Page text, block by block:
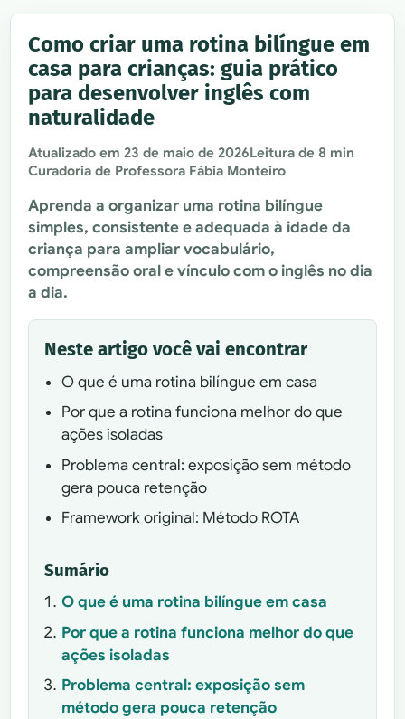
Como criar uma rotina bilíngue em
casa para crianças: guia prático
para desenvolver inglês com
naturalidade
Atualizado em23 de maio de 2026Leitura de 8 min
Curadoria de Professora Fábia Monteiro
Aprenda a organizar uma rotina bilíngue
simples, consistente e adequada à idade da
criança para ampliar vocabulário,
compreensão oral e vínculo com o inglês no dia
a dia.
Neste artigo você vai encontrar
O que é uma rotina bilíngue em casa
Por que a rotina funciona melhor do que
ações isoladas
Problema central: exposição sem método
gera pouca retenção
Framework original: Método ROTA
Sumário
O que é uma rotina bilíngue em casa
Por que a rotina funciona melhor do que
ações isoladas
Problema central: exposição sem
método gera pouca retenção